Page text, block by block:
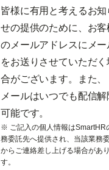
皆様に有用と考えるお知
せの提供のために、お客
のメールアドレスにメー
をお送りさせていただく
合がございます。また、
メールはいつでも配信解
可能です。
※ ご記入の個人情報はSmartHR
務委託先へ提供され、当該業務
からご連絡差し上げる場合があ
す。